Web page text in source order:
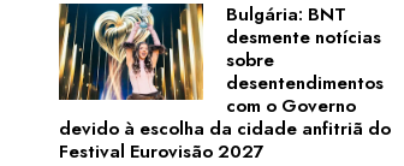
Bulgária: BNT
desmente notícias
sobre
desentendimentos
com o Governo
devido à escolha da cidade anfitriã do
Festival Eurovisão 2027